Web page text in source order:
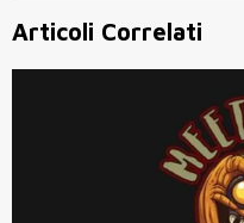
Articoli Correlati